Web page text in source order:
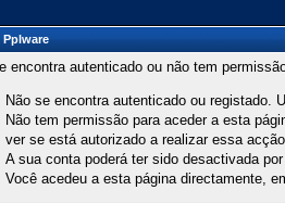
Pplware
encontra autenticado ou não tem
Não se encontra autenticado ou registado.
Não tem permissão para aceder a esta
ver se está autorizado a realizar essa
A sua conta poderá ter sido desactivada
Você acedeu a esta página directamente,